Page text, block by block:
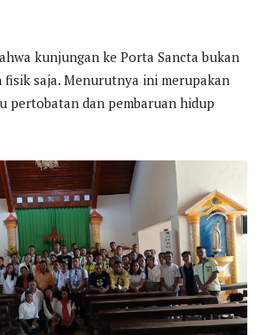
kunjungan ke Porta Sancta bukan
fisik saja. Menurutnya ini merupakan
pertobatan dan pembaruan hidup